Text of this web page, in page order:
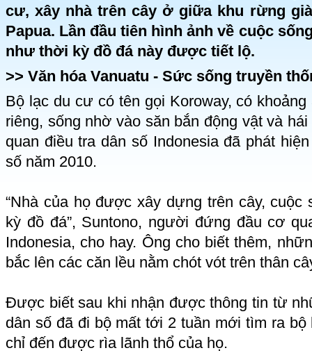
cư, xây nhà trên cây ở giữa khu rừng
Papua. Lần đầu tiên hình ảnh về cuộc
như thời kỳ đồ đá này được tiết lộ.
>> Văn hóa Vanuatu - Sức sống truyền
Bộ lạc du cư có tên gọi Koroway, có
riêng, sống nhờ vào săn bắn động vật và
quan điều tra dân số Indonesia đã phát
số năm 2010.
“Nhà của họ được xây dựng trên cây,
kỳ đồ đá”, Suntono, người đứng đầu cơ
Indonesia, cho hay. Ông cho biết thêm,
bắc lên các căn lều nằm chót vót trên thân
Được biết sau khi nhận được thông tin từ
dân số đã đi bộ mất tới 2 tuần mới tìm ra
chỉ đến được rìa lãnh thổ của họ.